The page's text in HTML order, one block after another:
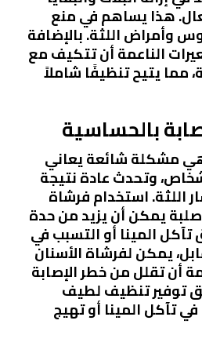
هذا يساهم في منع
وأمراض اللثة. بالإضافة
الناعمة أن تتكيف مع
مما يتيح تنظيفًا شاملاً
بالحساسية
مشكلة شائعة يعاني
وتحدث عادة نتيجة
اللثة. استخدام فرشاة
يمكن أن يزيد من حدة
المينا أو التسبب في
يمكن لفرشاة الأسنان
أن تقلل من خطر الإصابة
توفير تنظيف لطيف
تآكل المينا أو تهيج